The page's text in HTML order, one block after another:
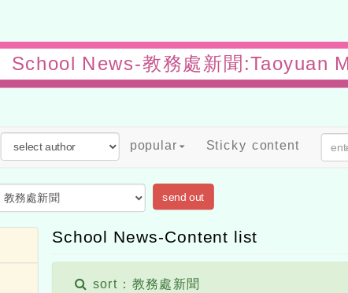
School News-教務處新聞:Taoyuan
popular Sticky content
send out
School News-Content list
sort：教務處新聞